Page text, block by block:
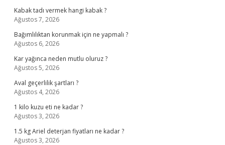
Kabak tadı vermek hangi kabak ?
Ağustos 7, 2026
Bağımlılıktan korunmak için ne yapmalı ?
Ağustos 6, 2026
Kar yağınca neden mutlu oluruz ?
Ağustos 5, 2026
Aval geçerlilik şartları ?
Ağustos 4, 2026
1 kilo kuzu eti ne kadar ?
Ağustos 3, 2026
1.5 kg Ariel deterjan fiyatları ne kadar ?
Ağustos 3, 2026